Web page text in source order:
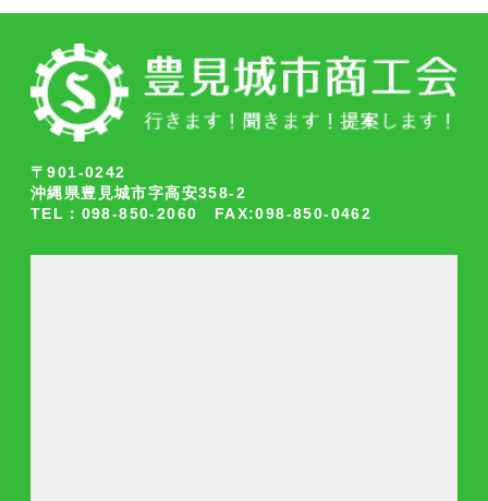
〒901-0242
沖縄県豊見城市字高安358-2
TEL：098-850-2060 FAX:098-850-0462